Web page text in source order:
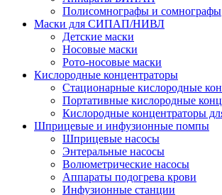
Полисомнографы и сомнографы
Маски для СИПАП/НИВЛ
Детские маски
Носовые маски
Рото-носовые маски
Кислородные концентраторы
Стационарные кислородные
Портативные кислородные
Кислородные концентраторы
Шприцевые и инфузионные помпы
Шприцевые насосы
Энтеральные насосы
Волюметрические насосы
Аппараты подогрева крови
Инфузионные станции